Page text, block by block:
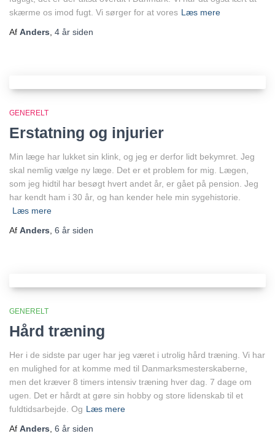
skærme os imod fugt. Vi sørger for at vores Læs mere
Af Anders 4 år siden
GENERELT
Erstatning og injurier
Min læge har lukket sin klink, og jeg er derfor lidt bekymret. Jeg
skal nemlig vælge ny læge. Det er et problem for mig. Lægen,
som jeg hidtil har besøgt hvert andet år, er gået på pension. Jeg
har kendt ham i 30 år, og han kender hele min sygehistorie.
Læs mere
Af Anders 6 år siden
GENERELT
Hård træning
Her i de sidste par uger har jeg været i utrolig hård træning. Vi har
en mulighed for at komme med til Danmarksmesterskaberne,
men det kræver 8 timers intensiv træning hver dag. 7 dage om
ugen. Det er hårdt at gøre sin hobby og store lidenskab til et
fuldtidsarbejde. Og Læs mere
Af Anders 6 år siden